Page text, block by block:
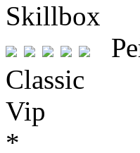
Skillbox
Classic
Vip
*